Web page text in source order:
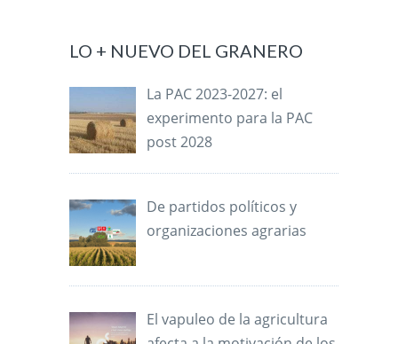
LO + NUEVO DEL GRANERO
La PAC 2023-2027: el
experimento para la PAC
post 2028
De partidos políticos y
organizaciones agrarias
El vapuleo de la agricultura